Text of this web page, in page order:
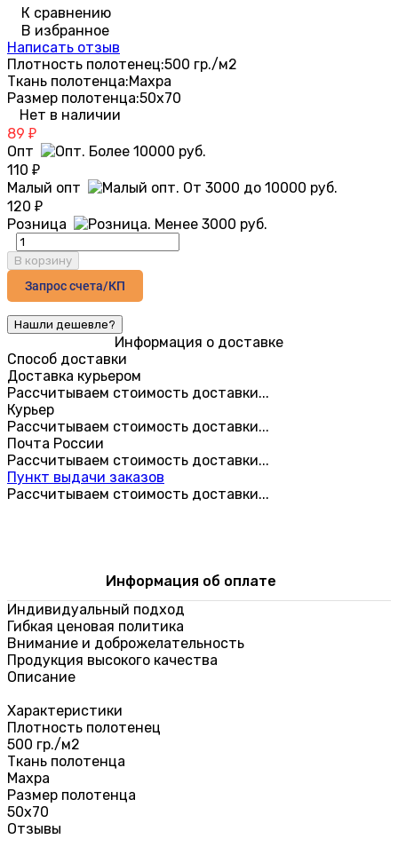
К сравнению
В избранное
Написать отзыв
Плотность полотенец:500 гр./м2
Ткань полотенца:Махра
Размер полотенца:50х70
Нет в наличии
89 ₽
Опт
110 ₽
Малый опт
120 ₽
Розница
В корзину
Запрос счета/КП
Информация о доставке
Способ доставки
Доставка курьером
Рассчитываем стоимость доставки...
Курьер
Рассчитываем стоимость доставки...
Почта России
Рассчитываем стоимость доставки...
Пункт выдачи заказов
Рассчитываем стоимость доставки...
Информация об оплате
Индивидуальный подход
Гибкая ценовая политика
Внимание и доброжелательность
Продукция высокого качества
Описание
Характеристики
Плотность полотенец
500 гр./м2
Ткань полотенца
Махра
Размер полотенца
50х70
Отзывы